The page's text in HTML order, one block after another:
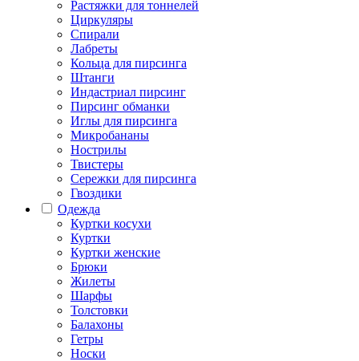
Растяжки для тоннелей
Циркуляры
Спирали
Лабреты
Кольца для пирсинга
Штанги
Индастриал пирсинг
Пирсинг обманки
Иглы для пирсинга
Микробананы
Нострилы
Твистеры
Сережки для пирсинга
Гвоздики
Одежда
Куртки косухи
Куртки
Куртки женские
Брюки
Жилеты
Шарфы
Толстовки
Балахоны
Гетры
Носки